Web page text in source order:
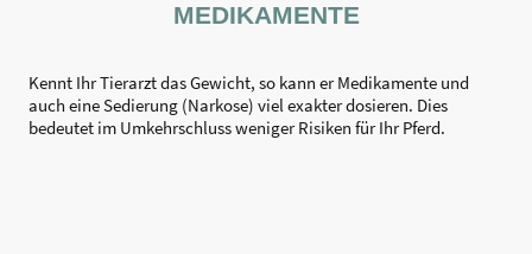
MEDIKAMENTE
Kennt Ihr Tierarzt das Gewicht, so kann er Medikamente und
auch eine Sedierung (Narkose) viel exakter dosieren. Dies
bedeutet im Umkehrschluss weniger Risiken für Ihr Pferd.